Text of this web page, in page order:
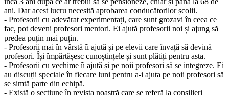
ani. Dar acest lucru necesită aprobarea conducătorilor școlii.
- Profesorii cu adevărat experimentați, care sunt grozavi în ceea ce
fac, pot deveni profesori mentori. Ei ajută profesorii noi și ajung să
predea puțin mai puțin.
- Profesorii mai în vârstă îi ajută și pe elevii care învață să devină
profesori. Își împărtășesc cunoștințele și sunt plătiți pentru asta.
- Profesorii cu vechime îi ajută și pe noii profesori să se integreze. Ei
au discuții speciale în fiecare luni pentru a-i ajuta pe noii profesori să
se simtă parte din echipă.
- Există o secțiune în revista noastră care se referă la consilieri